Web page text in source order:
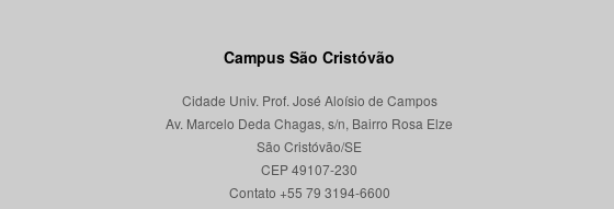
Campus São Cristóvão
Cidade Univ. Prof. José Aloísio de Campos
Av. Marcelo Deda Chagas, s/n, Bairro Rosa Elze
São Cristóvão/SE
CEP 49107-230